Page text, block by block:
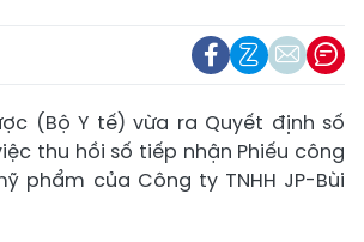
(Bộ Y tế) vừa ra Quyết định số
thu hồi số tiếp nhận Phiếu công
phẩm của Công ty TNHH JP-Bùi